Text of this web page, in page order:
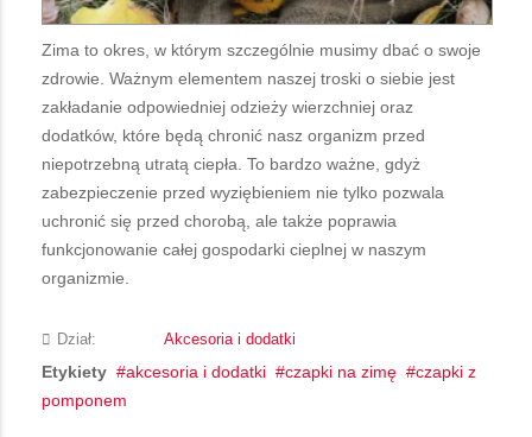
Zima to okres, w którym szczególnie musimy dbać o swoje
zdrowie. Ważnym elementem naszej troski o siebie jest
zakładanie odpowiedniej odzieży wierzchniej oraz
dodatków, które będą chronić nasz organizm przed
niepotrzebną utratą ciepła. To bardzo ważne, gdyż
zabezpieczenie przed wyziębieniem nie tylko pozwala
uchronić się przed chorobą, ale także poprawia
funkcjonowanie całej gospodarki cieplnej w naszym
organizmie.
Dział: Akcesoria i dodatki
Etykiety akcesoria i dodatki czapki na zimę
czapki z
pomponem